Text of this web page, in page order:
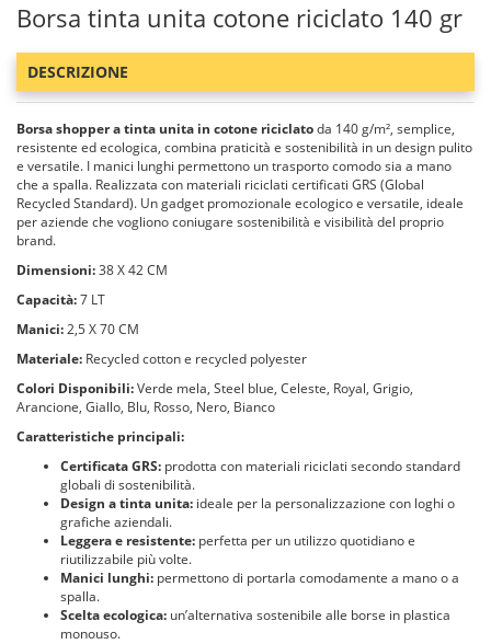
Borsa tinta unita cotone riciclato 140 gr
DESCRIZIONE
Borsa shopper a tinta unita in cotone riciclatoda 140 g/m², semplice,
resistente ed ecologica, combina praticità e sostenibilità in un design pulito
e versatile. I manici lunghi permettono un trasporto comodo sia a mano
che a spalla. Realizzata con materiali riciclati certificati GRS (Global
Recycled Standard). Un gadget promozionale ecologico e versatile, ideale
per aziende che vogliono coniugare sostenibilità e visibilità del proprio
brand.
Dimensioni:38 X 42 CM
Capacità:7 LT
Manici:2,5 X 70 CM
Materiale: Recycled cotton e recycled polyester
Colori Disponibili:Verde mela, Steel blue, Celeste, Royal, Grigio,
Arancione, Giallo, Blu, Rosso, Nero, Bianco
Caratteristiche principali:
Certificata GRS: prodotta con materiali riciclati secondo standard
globali di sostenibilità.
Design a tinta unita: ideale per la personalizzazione con loghi o
grafiche aziendali.
Leggera e resistente: perfetta per un utilizzo quotidiano e
riutilizzabile più volte.
Manici lunghi: permettono di portarla comodamente a mano o a
spalla.
Scelta ecologica: un’alternativa sostenibile alle borse in plastica
monouso.